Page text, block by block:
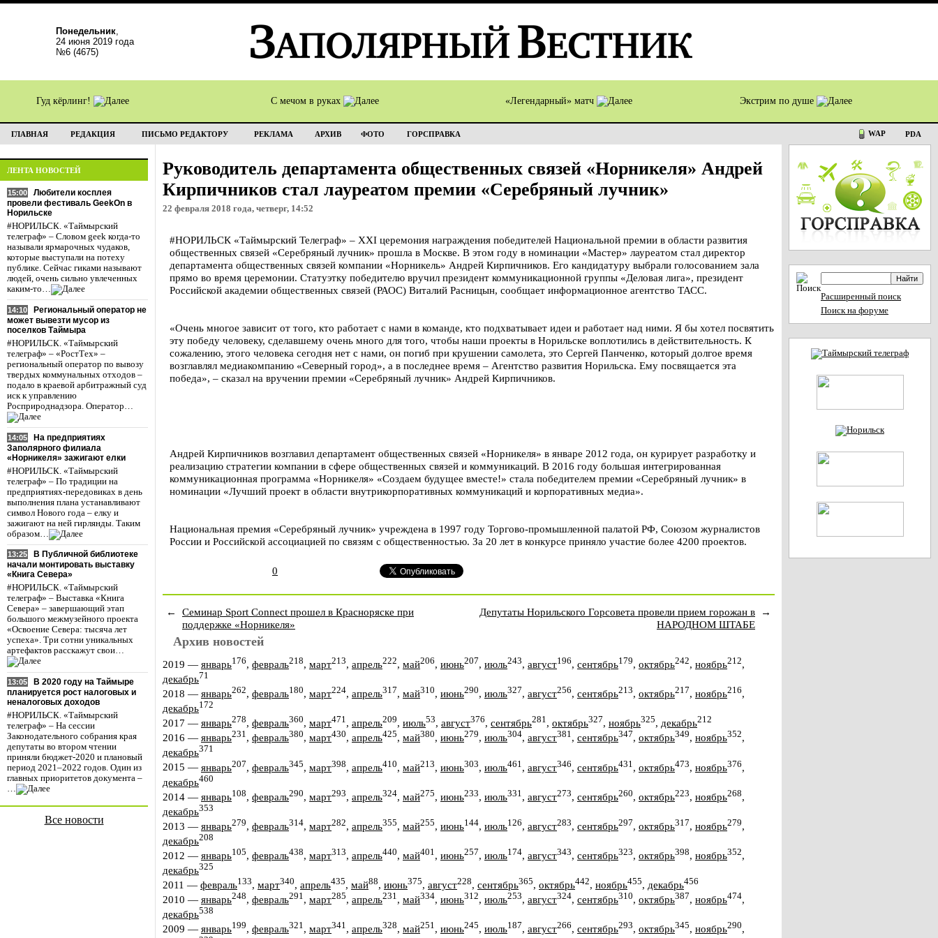
Понедельник,
24 июня 2019 года
№6 (4675)
Гуд кёрлинг! С мечом в руках «Легендарный» матч Экстрим по душе
ГЛАВНАЯ РЕДАКЦИЯ ПИСЬМО РЕДАКТОРУ РЕКЛАМА АРХИВ ФОТО ГОРСПРАВКА WAP PDA
ЛЕНТА НОВОСТЕЙ
15:00
Любители косплея
провели фестиваль GeekOn в
Норильске
#НОРИЛЬСК. «Таймырский
телеграф» – Словом geek когда-то
называли ярмарочных чудаков,
которые выступали на потеху
публике. Сейчас гиками называют
людей, очень сильно увлеченных
каким-то…
14:10
Региональный оператор не
может вывезти мусор из
поселков Таймыра
#НОРИЛЬСК. «Таймырский
телеграф» – «РостТех» –
региональный оператор по вывозу
твердых коммунальных отходов –
подало в краевой арбитражный суд
иск к управлению
Росприроднадзора. Оператор…
14:05
На предприятиях
Заполярного филиала
«Норникеля» зажигают елки
#НОРИЛЬСК. «Таймырский
телеграф» – По традиции на
предприятиях-передовиках в день
выполнения плана устанавливают
символ Нового года – елку и
зажигают на ней гирлянды. Таким
образом…
13:25
В Публичной библиотеке
начали монтировать выставку
«Книга Севера»
#НОРИЛЬСК. «Таймырский
телеграф» – Выставка «Книга
Севера» – завершающий этап
большого межмузейного проекта
«Освоение Севера: тысяча лет
успеха». Три сотни уникальных
артефактов расскажут свои…
13:05
В 2020 году на Таймыре
планируется рост налоговых и
неналоговых доходов
#НОРИЛЬСК. «Таймырский
телеграф» – На сессии
Законодательного собрания края
депутаты во втором чтении
приняли бюджет-2020 и плановый
период 2021–2022 годов. Один из
главных приоритетов документа –
…
Все новости
Руководитель департамента общественных связей «Норникеля» Андрей
Кирпичников стал лауреатом премии «Серебряный лучник»
22 февраля 2018 года, четверг, 14:52
#НОРИЛЬСК «Таймырский Телеграф» – XXI церемония награждения победителей Национальной премии в области развития
общественных связей «Серебряный лучник» прошла в Москве. В этом году в номинации «Мастер» лауреатом стал директор
департамента общественных связей компании «Норникель» Андрей Кирпичников. Его кандидатуру выбрали голосованием зала
прямо во время церемонии. Статуэтку победителю вручил президент коммуникационной группы «Деловая лига», президент
Российской академии общественных связей (РАОС) Виталий Расницын, сообщает информационное агентство ТАСС.
«Очень многое зависит от того, кто работает с нами в команде, кто подхватывает идеи и работает над ними. Я бы хотел посвятить
эту победу человеку, сделавшему очень много для того, чтобы наши проекты в Норильске воплотились в действительность. К
сожалению, этого человека сегодня нет с нами, он погиб при крушении самолета, это Сергей Панченко, который долгое время
возглавлял медиакомпанию «Северный город», а в последнее время – Агентство развития Норильска. Ему посвящается эта
победа», – сказал на вручении премии «Серебряный лучник» Андрей Кирпичников.
Андрей Кирпичников возглавил департамент общественных связей «Норникеля» в январе 2012 года, он курирует разработку и
реализацию стратегии компании в сфере общественных связей и коммуникаций. В 2016 году большая интегрированная
коммуникационная программа «Норникеля» «Создаем будущее вместе!» стала победителем премии «Серебряный лучник» в
номинации «Лучший проект в области внутрикорпоративных коммуникаций и корпоративных медиа».
Национальная премия «Серебряный лучник» учреждена в 1997 году Торгово-промышленной палатой РФ, Союзом журналистов
России и Российской ассоциацией по связям с общественностью. За 20 лет в конкурсе приняло участие более 4200 проектов.
0
←
Семинар Sport Connect прошел в Красноряске при
поддержке «Норникеля»
Депутаты Норильского Горсовета провели прием горожан в
НАРОДНОМ ШТАБЕ
→
Архив новостей
2019 — январь176, февраль218, март213, апрель222, май206, июнь207, июль243, август196, сентябрь179, октябрь242, ноябрь212,
декабрь71
2018 — январь262, февраль180, март224, апрель317, май310, июнь290, июль327, август256, сентябрь213, октябрь217, ноябрь216,
декабрь172
2017 — январь278, февраль360, март471, апрель209, июль53, август376, сентябрь281, октябрь327, ноябрь325, декабрь212
2016 — январь231, февраль380, март430, апрель425, май380, июнь279, июль304, август381, сентябрь347, октябрь349, ноябрь352,
декабрь371
2015 — январь207, февраль345, март398, апрель410, май213, июнь303, июль461 , август346, сентябрь431 , октябрь473, ноябрь376,
декабрь460
2014 — январь108, февраль290, март293, апрель324, май275, июнь233, июль331 , август273, сентябрь260, октябрь223, ноябрь268,
декабрь353
2013 — январь279, февраль314, март282, апрель355, май255, июнь144, июль126, август283, сентябрь297, октябрь317, ноябрь279,
декабрь208
2012 — январь105, февраль438, март313, апрель440, май401, июнь257, июль174, август343, сентябрь323, октябрь398, ноябрь352,
декабрь325
2011 — февраль133, март340, апрель435, май88, июнь375, август228, сентябрь365, октябрь442, ноябрь455, декабрь456
2010 — январь248, февраль291, март285, апрель231, май334, июнь312, июль253, август324, сентябрь310, октябрь387, ноябрь474,
декабрь538
2009 — январь199, февраль321, март341, апрель328, май251, июнь245, июль187, август266, сентябрь293, октябрь345, ноябрь290,
Расширенный поиск
Поиск на форуме